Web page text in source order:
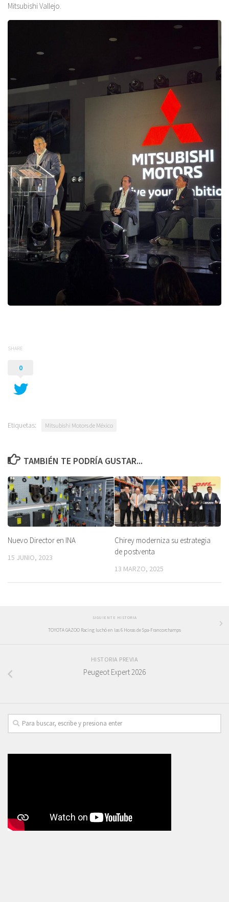
Mitsubishi Vallejo.
SHARE
0
Etiquetas: Mitsubishi Motors de México
TAMBIÉN TE PODRÍA GUSTAR...
Nuevo Director en INA
15 JUNIO, 2023
Chirey moderniza su estrategia
de postventa
13 MARZO, 2025
SIGUIENTE HISTORIA
TOYOTA GAZOO Racing luchó en las 6 Horas de Spa-Francorchamps
HISTORIA PREVIA
Peugeot Expert 2026